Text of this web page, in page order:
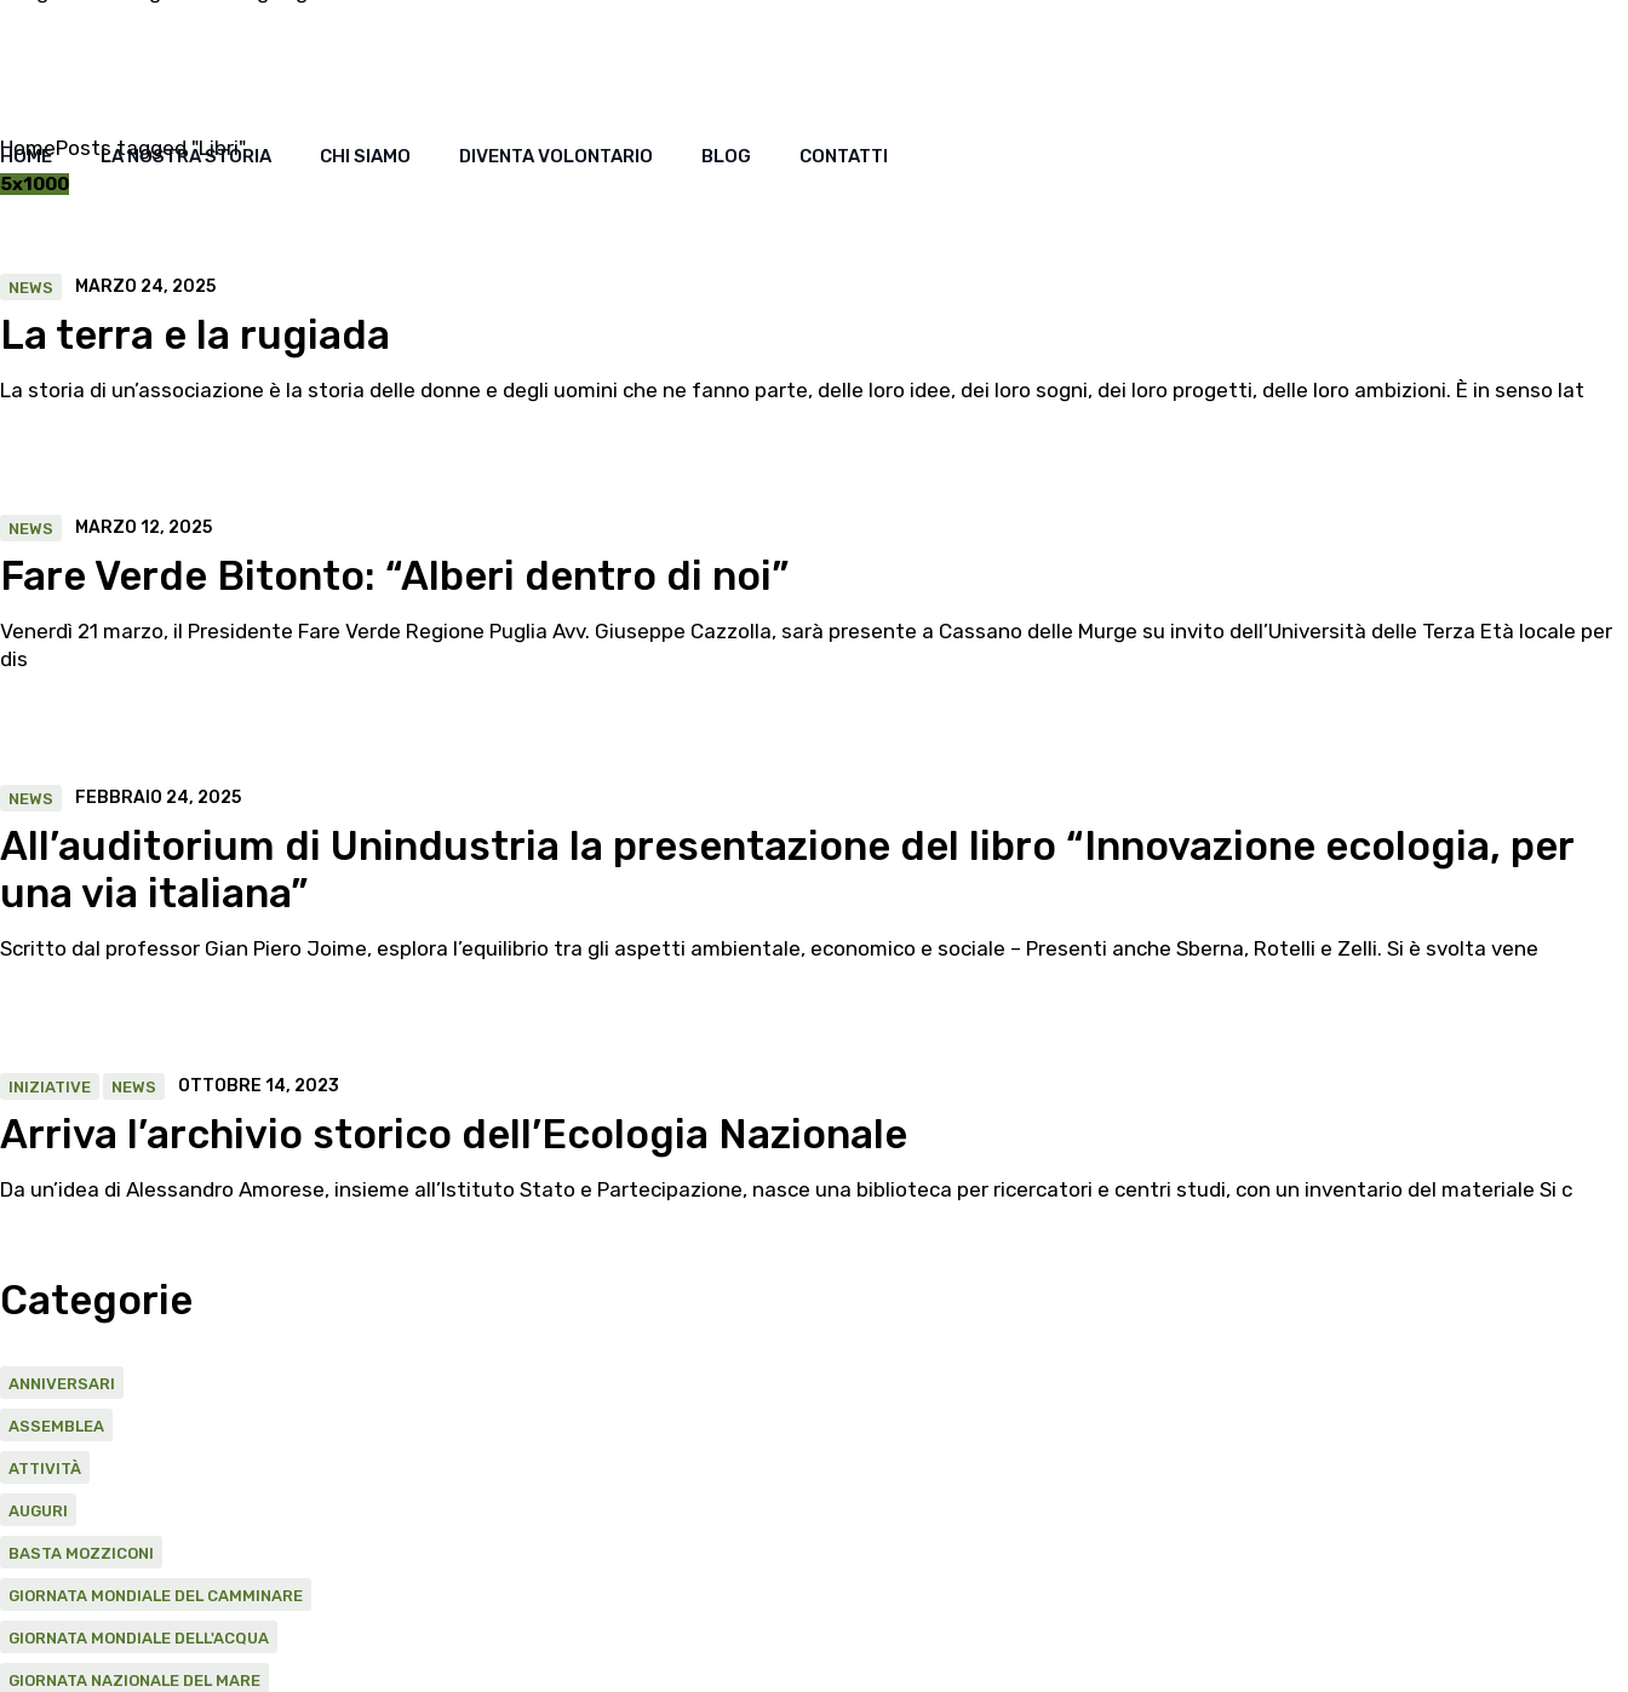
Skip
HOME LA NOSTRA STORIA CHI SIAMO DIVENTA VOLONTARIO BLOG
CONTATTI
5x1000
HomePosts tagged "Libri"
NEWS MARZO 24, 2025
La terra e la rugiada
La storia di un’associazione è la storia delle donne e degli uomini che ne fanno parte, delle loro idee, dei loro sogni, dei loro progetti, delle loro ambizioni. È in senso lat
NEWS MARZO 12, 2025
Fare Verde Bitonto: “Alberi dentro di noi”
Venerdì 21 marzo, il Presidente Fare Verde Regione Puglia Avv. Giuseppe Cazzolla, sarà presente a Cassano delle Murge su invito dell’Università delle Terza Età locale per
dis
NEWS FEBBRAIO 24, 2025
All’auditorium di Unindustria la presentazione del libro “Innovazione ecologia, per
una via italiana”
Scritto dal professor Gian Piero Joime, esplora l’equilibrio tra gli aspetti ambientale, economico e sociale – Presenti anche Sberna, Rotelli e Zelli. Si è svolta vene
INIZIATIVE NEWS OTTOBRE 14, 2023
Arriva l’archivio storico dell’Ecologia Nazionale
Da un’idea di Alessandro Amorese, insieme all’Istituto Stato e Partecipazione, nasce una biblioteca per ricercatori e centri studi, con un inventario del materiale Si c
Categorie
ANNIVERSARI
ASSEMBLEA
ATTIVITÀ
AUGURI
BASTA MOZZICONI
GIORNATA MONDIALE DEL CAMMINARE
GIORNATA MONDIALE DELL'ACQUA
GIORNATA NAZIONALE DEL MARE